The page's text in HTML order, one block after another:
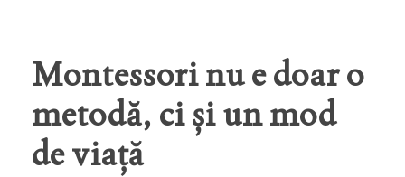
Montessori nu e doar o
metodă, ci și un mod
de viață